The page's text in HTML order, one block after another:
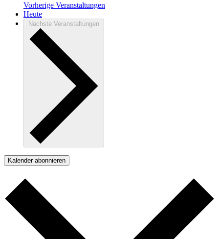
Vorherige Veranstaltungen
Heute
Nächste Veranstaltungen
Kalender abonnieren